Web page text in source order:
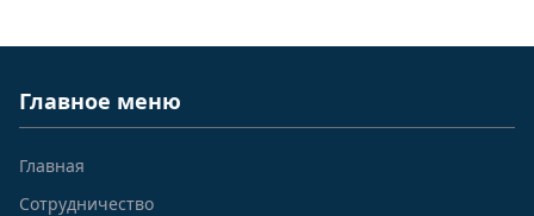
Главное меню
Главная
Сотрудничество